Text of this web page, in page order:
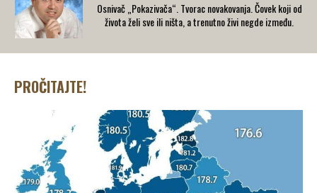
Osnivač „Pokazivača“. Tvorac novakovanja. Čovek koji od
života želi sve ili ništa, a trenutno živi negde između.
PROČITAJTE!